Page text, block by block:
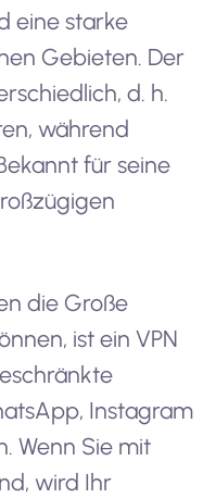
eine starke
Gebieten. Der
d. h.
während
für seine
die Große
ist ein VPN
Instagram
Wenn Sie mit
wird Ihr